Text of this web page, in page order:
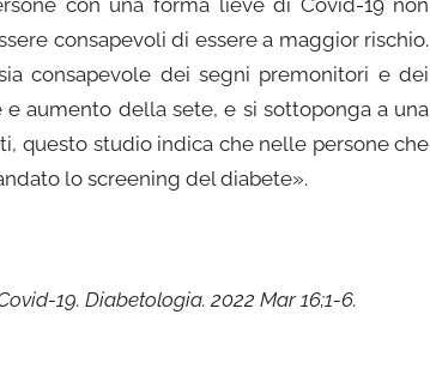
con una forma lieve di Covid-19 non
consapevoli di essere a maggior rischio.
consapevole dei segni premonitori e dei
aumento della sete, e si sottoponga a una
questo studio indica che nelle persone che
lo screening del diabete».
19. Diabetologia. 2022 Mar 16;1-6.